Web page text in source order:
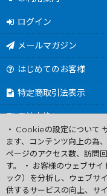
ログイン
メールマガジン
はじめてのお客様
特定商取引法表示
電池交換について
商品カテゴリ一覧
Worldwide Shipping
・ Cookieの設定について
ます、コンテンツ向上の為
ページのアクセス数、訪問
す。 ・ お客様のウェブサ
ック）を分析し、ウェブサ
供するサービスの向上、サ